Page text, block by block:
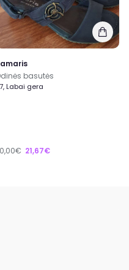
basutės
Labai gera
21,67€